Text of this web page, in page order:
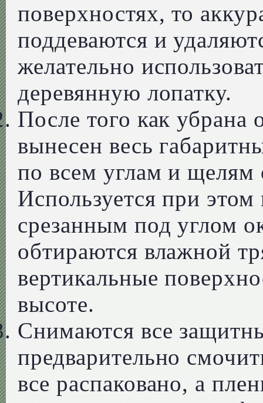
поверхностях, то
поддеваются и
желательно
деревянную лопатку.
После того как убрана
вынесен весь
по всем углам и
Используется при этом
срезанным под углом
обтираются влажной
вертикальные
высоте.
Снимаются все
предварительно
все распаковано, а